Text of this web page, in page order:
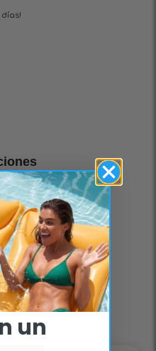
días!
on 0 reviews
un